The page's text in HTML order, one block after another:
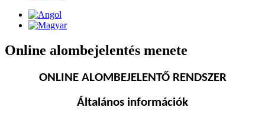
Online alombejelentés menete
ONLINE ALOMBEJELENTŐ RENDSZER
Általános információk